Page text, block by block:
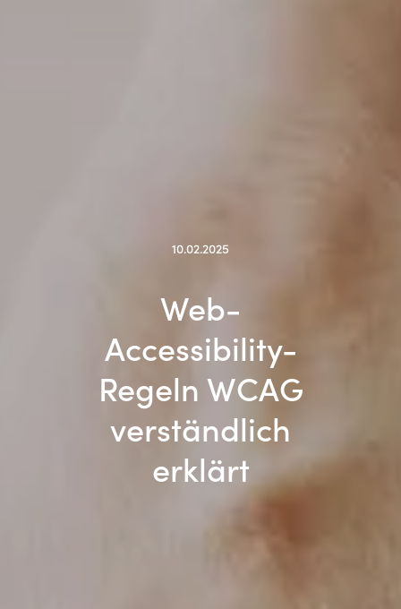
10.02.2025
Web-
Accessibility-
Regeln WCAG
verständlich
erklärt